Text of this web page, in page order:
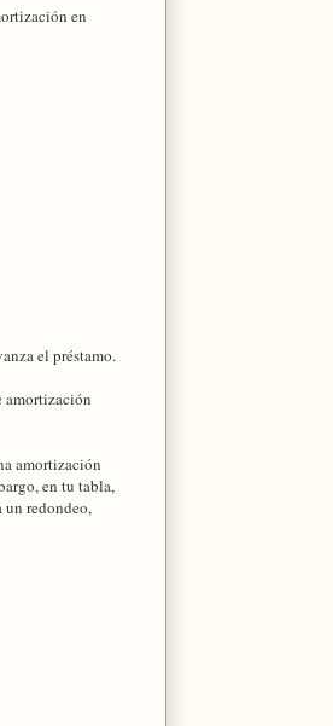
en
el préstamo.
amortización
amortización
en tu tabla,
un redondeo,